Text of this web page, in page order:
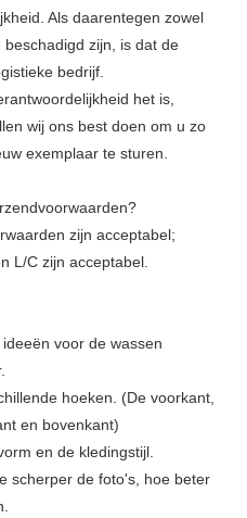
Als daarentegen zowel
zijn, is dat de
bedrijf.
het is,
wij ons best doen om u zo
exemplaar te sturen.
zijn acceptabel;
L/C zijn acceptabel.
voor de wassen
hoeken. (De voorkant,
en bovenkant)
en de kledingstijl.
scherper de foto's, hoe beter